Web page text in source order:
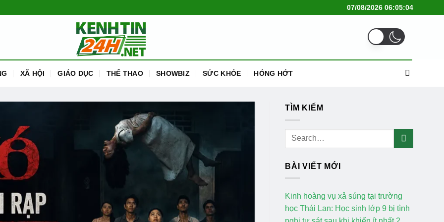
07/08/2026 06:05:05
XÃ HỘI GIÁO DỤC THỂ THAO SHOWBIZ SỨC KHỎE HÓNG HỚT
TÌM KIẾM
BÀI VIẾT MỚI
Kinh hoàng vụ xả súng tại trường
học Thái Lan: Học sinh lớp 9 bị tình